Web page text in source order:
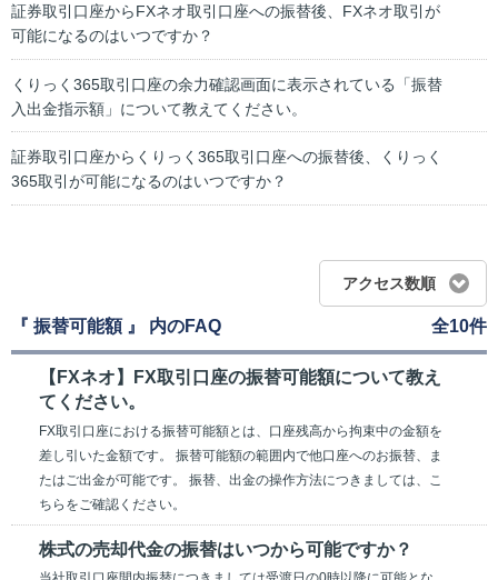
証券取引口座からFXネオ取引口座への振替後、FXネオ取引が
可能になるのはいつですか？
くりっく365取引口座の余力確認画面に表示されている「振替
入出金指示額」について教えてください。
証券取引口座からくりっく365取引口座への振替後、くりっく
365取引が可能になるのはいつですか？
アクセス数順
『 振替可能額 』 内のFAQ 全10件
【FXネオ】FX取引口座の振替可能額について教え
てください。
FX取引口座における振替可能額とは、口座残高から拘束中の金額を
差し引いた金額です。 振替可能額の範囲内で他口座へのお振替、ま
たはご出金が可能です。 振替、出金の操作方法につきましては、こ
ちらをご確認ください。
株式の売却代金の振替はいつから可能ですか？